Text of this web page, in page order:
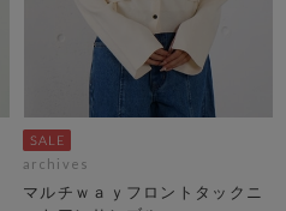
archives
マルチｗａｙフロントタックニ